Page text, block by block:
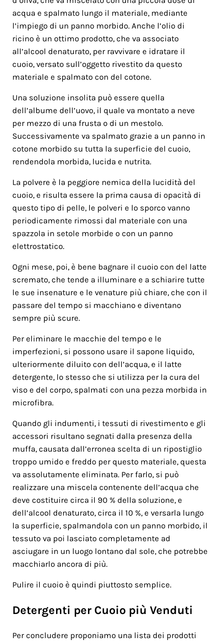
acqua e spalmato lungo il materiale, mediante
l’impiego di un panno morbido. Anche l’olio di
ricino è un ottimo prodotto, che va associato
all’alcool denaturato, per ravvivare e idratare il
cuoio, versato sull’oggetto rivestito da questo
materiale e spalmato con del cotone.
Una soluzione insolita può essere quella
dell’albume dell’uovo, il quale va montato a neve
per mezzo di una frusta o di un mestolo.
Successivamente va spalmato grazie a un panno in
cotone morbido su tutta la superficie del cuoio,
rendendola morbida, lucida e nutrita.
La polvere è la peggiore nemica della lucidità del
cuoio, e risulta essere la prima causa di opacità di
questo tipo di pelle, le polveri e lo sporco vanno
periodicamente rimossi dal materiale con una
spazzola in setole morbide o con un panno
elettrostatico.
Ogni mese, poi, è bene bagnare il cuoio con del latte
scremato, che tende a illuminare e a schiarire tutte
le sue insenature e le venature più chiare, che con il
passare del tempo si macchiano e diventano
sempre più scure.
Per eliminare le macchie del tempo e le
imperfezioni, si possono usare il sapone liquido,
ulteriormente diluito con dell’acqua, e il latte
detergente, lo stesso che si utilizza per la cura del
viso e del corpo, spalmati con una pezza morbida in
microfibra.
Quando gli indumenti, i tessuti di rivestimento e gli
accessori risultano segnati dalla presenza della
muffa, causata dall’erronea scelta di un ripostiglio
troppo umido e freddo per questo materiale, questa
va assolutamente eliminata. Per farlo, si può
realizzare una miscela contenente dell’acqua che
deve costituire circa il 90 % della soluzione, e
dell’alcool denaturato, circa il 10 %, e versarla lungo
la superficie, spalmandola con un panno morbido, il
tessuto va poi lasciato completamente ad
asciugare in un luogo lontano dal sole, che potrebbe
macchiarlo ancora di più.
Pulire il cuoio è quindi piuttosto semplice.
Detergenti per Cuoio più Venduti
Per concludere proponiamo una lista dei prodotti